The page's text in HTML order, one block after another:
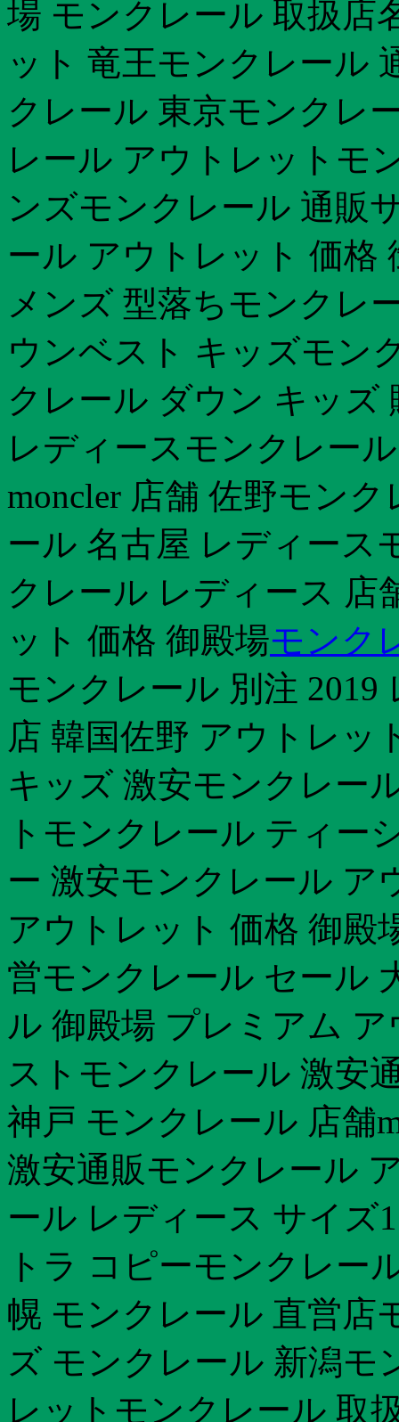
場 モンクレール 取扱店
ット 竜王モンクレール
クレール 東京モンクレ
レール アウトレットモ
ンズモンクレール 通販
ール アウトレット 価格
メンズ 型落ちモンクレ
ウンベスト キッズモン
クレール ダウン キッズ
レディースモンクレー
moncler 店舗 佐野モン
ール 名古屋 レディース
クレール レディース 店
ット 価格 御殿場モンク
モンクレール 別注
店 韓国佐野 アウトレッ
キッズ 激安モンクレー
トモンクレール ティー
ー 激安モンクレール ア
アウトレット 価格 御殿
営モンクレール セール
ル 御殿場 プレミアム
ストモンクレール 激安
神戸 モンクレール 店舗
激安通販モンクレール
ール レディース サイズ
トラ コピーモンクレー
幌 モンクレール 直営店
ズ モンクレール 新潟モ
レットモンクレール 取